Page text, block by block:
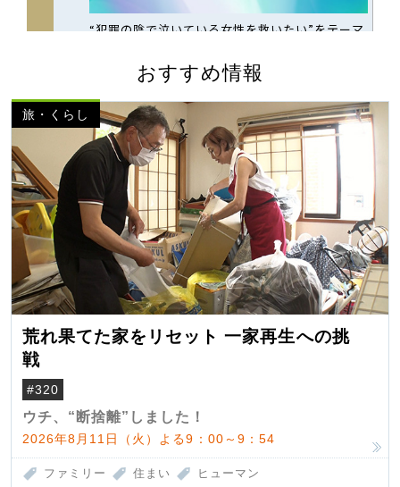
おすすめ情報
旅・くらし
荒れ果てた家をリセット 一家再生への挑
戦
#320
ウチ、“断捨離”しました！
2026年8月11日（火）よる9：00～9：54
ファミリー 住まい ヒューマン